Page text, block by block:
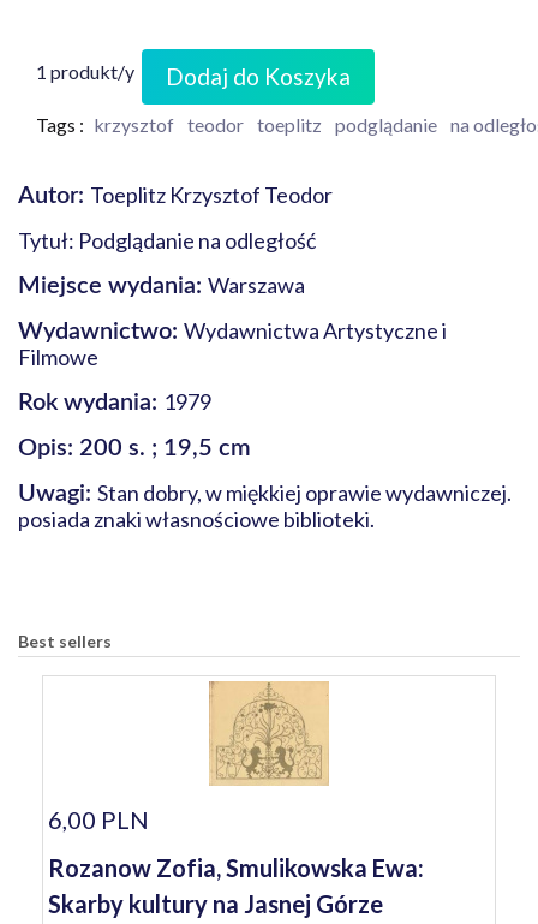
1 produkt/y Dodaj do Koszyka
Tags : krzysztof teodor toeplitz podglądanie na
Autor: Toeplitz Krzysztof Teodor
Tytuł: Podglądanie na odległość
Miejsce wydania: Warszawa
Wydawnictwo: Wydawnictwa Artystyczne i
Filmowe
Rok wydania: 1979
Opis: 200 s. ; 19,5 cm
Uwagi: Stan dobry, w miękkiej oprawie wydawniczej.
posiada znaki własnościowe biblioteki.
Best sellers
6,00 PLN
Rozanow Zofia, Smulikowska Ewa:
Skarby kultury na Jasnej Górze